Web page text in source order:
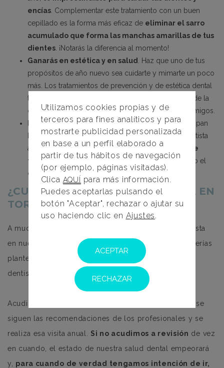
encías . Complementar este tratamiento con un buen
cepillado es la forma más eficaz de eliminar el sarro
acumulado que forma las manchas amarillas de tus
dientes . ¡Notarás la diferencia al momento!
Ganarás en estética y en salud
. Haz que uno de tus
propósitos de año nuevo sea cuidarte y mimarte un poco
más. Los tratamientos de prevención y de estética dental
te ayudarán a lucir una sonrisa más bonita y sana y de la
que podrás “presumir” ante todos tus familiares y amigos.
Hay enfermedades que no se detectan o no preocupan
hasta que empiezan a provocar dolor. Acudir al dentista
antes de que acabe el año te ayudará a prevenir de
forma precoz problemas graves de salud como el
cáncer oral.
¿CUÁNTO CUESTA IR AL DENTISTA EN
TORREMOLINOS?
A muchas personas les preocupa el precio del dentista
en nuestra ciudad. No obstante, la pregunta que deberías
plantearte no es el dinero que vas a gastar yendo al
dentista, sino
cuál es el precio de tu salud
Acudir al dentista es una inversión, especialmente si se
siguen las recomendaciones de los profesionales y se
realiza esa visita anual. Si no acudimos a revisión de vez
en cuando, el estado de nuestra salud dental empeorará
y, para cuando de verdad tengamos intención de ir,
Utilizamos cookies propias y de
terceros para fines analíticos y para
mostrarte publicidad personalizada
en base a un perfil elaborado a
partir de tus hábitos de navegación
(por ejemplo, páginas visitadas).
Clica AQUÍ para más información.
Puedes aceptarlas pulsando el
botón "Aceptar", rechazar o ajutar su
uso haciendo clic en Ajustes.
ACEPTAR
RECHAZAR